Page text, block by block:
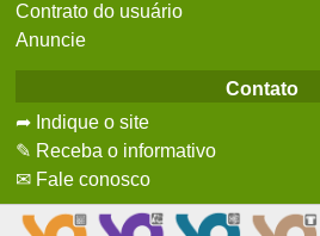
Contrato do usuário
Anuncie
Contato
➦ Indique o site
✎ Receba o informativo
✉ Fale conosco